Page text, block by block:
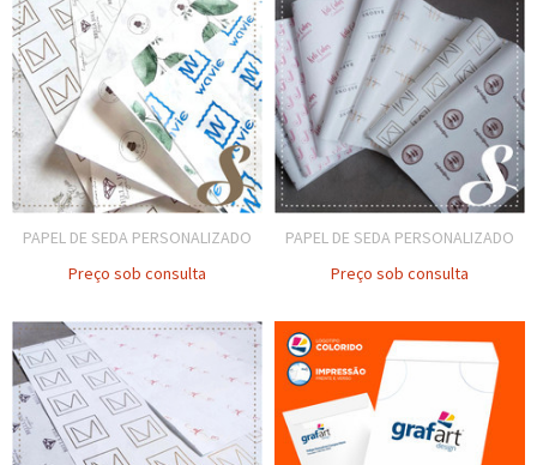
PAPEL DE SEDA PERSONALIZADO
Preço sob consulta
PAPEL DE SEDA PERSONALIZADO
Preço sob consulta